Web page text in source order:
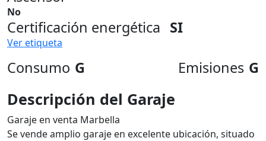
No
Certificación energética SI
Ver etiqueta
Consumo G Emisiones G
Descripción del Garaje
Garaje en venta Marbella
Se vende amplio garaje en excelente ubicación, situado